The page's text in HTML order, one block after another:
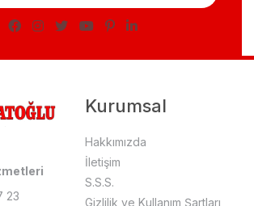
23
Kurumsal
Hakkımızda
İletişim
S.S.S.
Gizlilik ve Kullanım Şartları